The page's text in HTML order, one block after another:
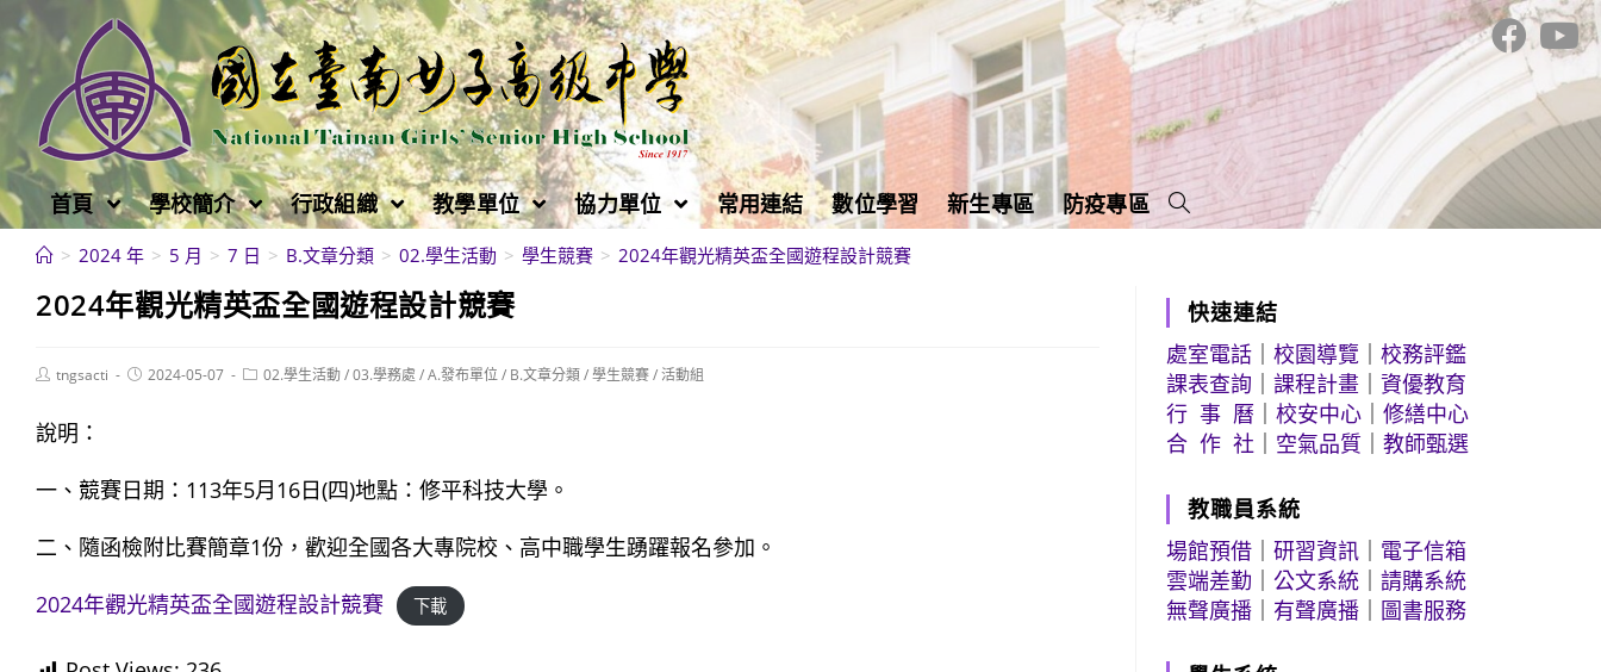
跳
轉
至
主
要
內
容
首頁 學校簡介 行政組織 教學單位 協力單位 常用連結 數位學習 新生專區 防疫專區
> 2024 年 > 5 月 > 7 日 > B.文章分類 > 02.學生活動 > 學生競賽 > 2024年觀光精英盃全國遊程設計競賽
2024年觀光精英盃全國遊程設計競賽
Posttngsacti
Post2024-05-07
Post02.學生活動/03.學務處 /A.發布單位/ B.文章分類/學生競賽/活動組
說明：
一、競賽日期：113年5月16日(四)地點：修平科技大學。
二、隨函檢附比賽簡章1份，歡迎全國各大專院校、高中職學生踴躍報名參加。
2024年觀光精英盃全國遊程設計競賽
下載
快速連結
處室電話 ｜校園導覽 ｜校務評鑑
課表查詢 ｜課程計畫 ｜資優教育
行 事 曆 ｜校安中心 ｜修繕中心
合 作 社
空氣品質 ｜教師甄選
教職員系統
場館預借 ｜研習資訊
電子信箱
雲端差勤 ｜公文系統 ｜請購系統
無聲廣播
有聲廣播 圖書服務